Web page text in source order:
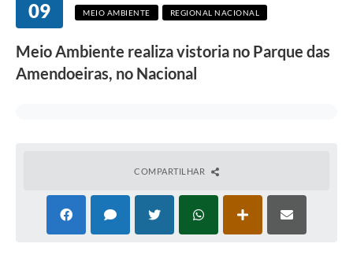
09 MEIO AMBIENTE REGIONAL NACIONAL
Meio Ambiente realiza vistoria no Parque das
Amendoeiras, no Nacional
COMPARTILHAR